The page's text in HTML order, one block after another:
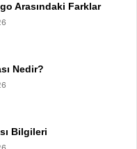
Arasındaki Farklar
Nedir?
Bilgileri